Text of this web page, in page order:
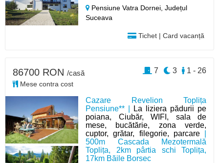
Pensiune Vatra Dornei,Județul
Suceava
Tichet | Card vacanță
Cazare Revelion Toplița
Pensiune** |
La liziera pădurii pe
poiana, Ciubăr, WIFI, sala de
mese, bucătărie, zona verde,
cuptor, grătar, filegorie, parcare|
500m Cascada Mezotermală
Toplița, 2km pârtia schi Toplița,
17km Băile Borsec
86700 RON /casă
Mese contra cost
1 - 26
3
7